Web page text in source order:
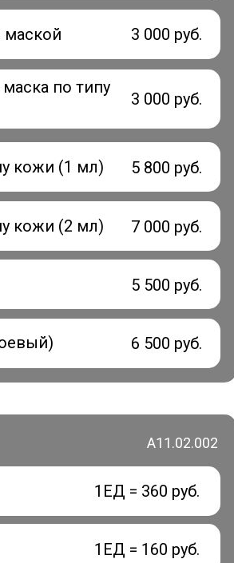
маской
по типу
3 000 руб.
3 000 руб.
кожи (1 мл) 5 800 руб.
кожи (2 мл) 7 000 руб.
5 500 руб.
6 500 руб.
1ЕД = 360 руб.
1ЕД = 160 руб.
А11.02.002